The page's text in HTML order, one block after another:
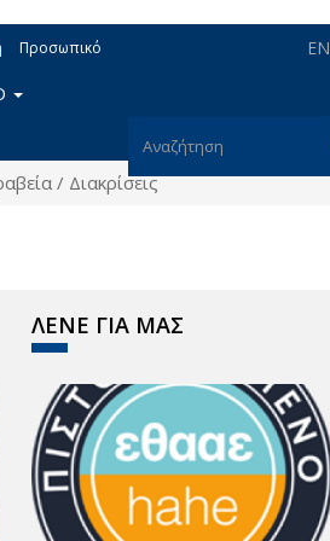
EN
Προσωπικό
Φόρμα
αναζήτησης
Αναζήτηση
/ Διακρίσεις
ΛΕΝΕ ΓΙΑ ΜΑΣ